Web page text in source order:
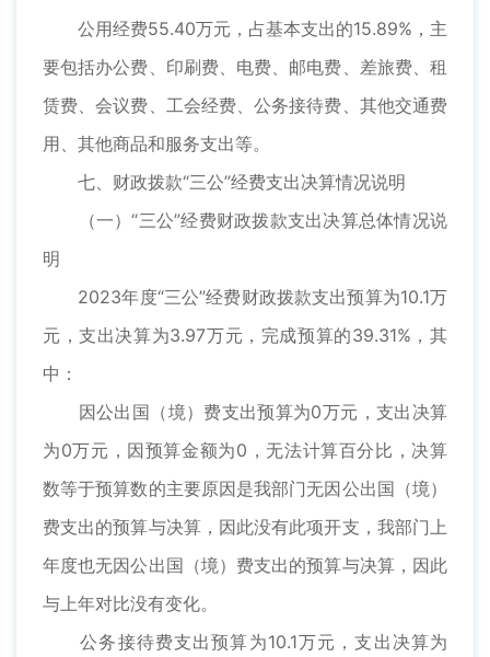
公用经费55.40万元，占基本支出的15.89%，主
要包括办公费、印刷费、电费、邮电费、差旅费、租
赁费、会议费、工会经费、公务接待费、其他交通费
用、其他商品和服务支出等。
七、财政拨款“三公”经费支出决算情况说明
（一）“三公”经费财政拨款支出决算总体情况说
明
2023年度“三公”经费财政拨款支出预算为10.1万
元，支出决算为3.97万元，完成预算的39.31%，其
中：
因公出国（境）费支出预算为0万元，支出决算
为0万元，因预算金额为0，无法计算百分比，决算
数等于预算数的主要原因是我部门无因公出国（境）
费支出的预算与决算，因此没有此项开支，我部门上
年度也无因公出国（境）费支出的预算与决算，因此
与上年对比没有变化。
公务接待费支出预算为10.1万元，支出决算为